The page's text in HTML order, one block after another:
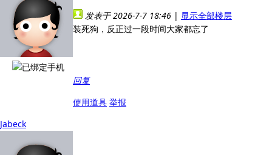
发表于 2026-7-7 18:46 | 显示全部楼层
装死狗，反正过一段时间大家都忘了
回复
使用道具 举报
Jabeck